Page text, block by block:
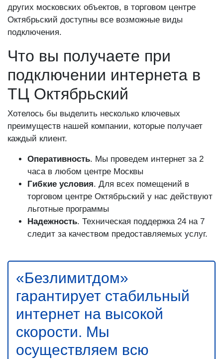
других московских объектов, в торговом центре
Октябрьский доступны все возможные виды
подключения.
Что вы получаете при
подключении интернета в
ТЦ Октябрьский
Хотелось бы выделить несколько ключевых
преимуществ нашей компании, которые получает
каждый клиент.
Оперативность. Мы проведем интернет за 2
часа в любом центре Москвы
Гибкие условия. Для всех помещений в
торговом центре Октябрьский у нас действуют
льготные программы
Надежность. Техническая поддержка 24 на 7
следит за качеством предоставляемых услуг.
«Безлимитдом»
гарантирует стабильный
интернет на высокой
скорости. Мы
осуществляем всю